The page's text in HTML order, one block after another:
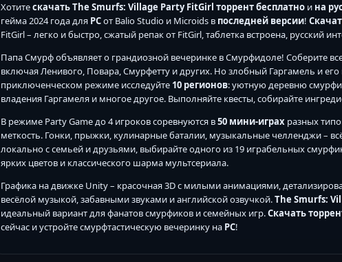
Хотитескачать The Smurfs: Village Party FitGirl торрентбесплатно и на
гейма 2024 года для PCот Balio Studio и Microids в последней версии!
FitGirl – легко и быстро, сжатый репак от FitGirl, таблетка встроена, русский
Папа Смурф объявляет о грандиозной вечеринке в Смурфидоле! Соберите
включая Ленивого, Повара, Смурфетту и других. Но злобный Гаргамель и его
приключенческом режиме исследуйте 10 регионов: уютную деревню
владения Гаргамеля и многое другое. Выполняйте квесты, собирайте
В режиме Party Game до 4 игроков соревнуются в50 мини-играх разных
меткость. Гонки, прыжки, кулинарные баталии, музыкальные челленджи –
локально с семьей и друзьями, выбирайте одного из 19 играбельных
ярких цветов и классического шарма мультсериала.
Графика на движке Unity – красочная 3D с милыми анимациями,
весёлой музыкой, забавными звуками и английской озвучкой.The Smurfs:
идеальный вариант для фанатов смурфиков и семейных игр.Скачать
сейчас и устройте смурфтастическую вечеринку на PC!